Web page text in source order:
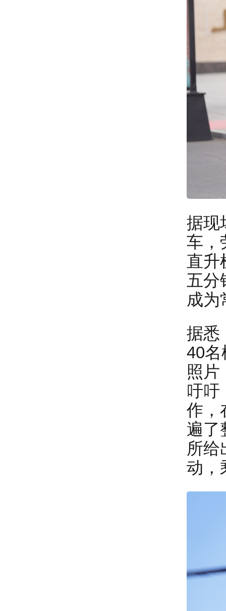
据现
车，
直升
五分
成为
据悉
40名
照片
吁吁
作，
遍了
所给
动，